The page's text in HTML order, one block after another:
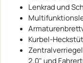
Lenkrad und
Kurbel-
2.0" und